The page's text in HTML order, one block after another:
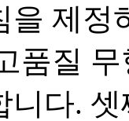
을 제정
품질
니다.